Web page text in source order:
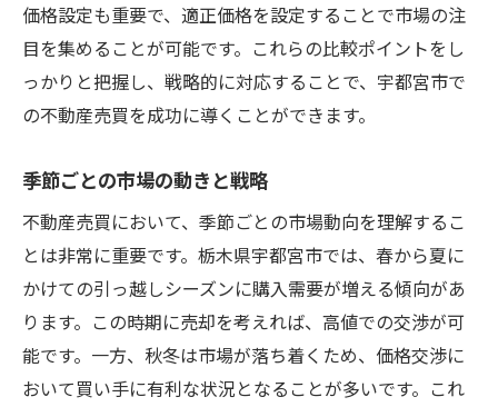
価格設定も重要で、適正価格を設定することで市場の注
目を集めることが可能です。これらの比較ポイントをし
っかりと把握し、戦略的に対応することで、宇都宮市で
の不動産売買を成功に導くことができます。
季節ごとの市場の動きと戦略
不動産売買において、季節ごとの市場動向を理解するこ
とは非常に重要です。栃木県宇都宮市では、春から夏に
かけての引っ越しシーズンに購入需要が増える傾向があ
ります。この時期に売却を考えれば、高値での交渉が可
能です。一方、秋冬は市場が落ち着くため、価格交渉に
おいて買い手に有利な状況となることが多いです。これ